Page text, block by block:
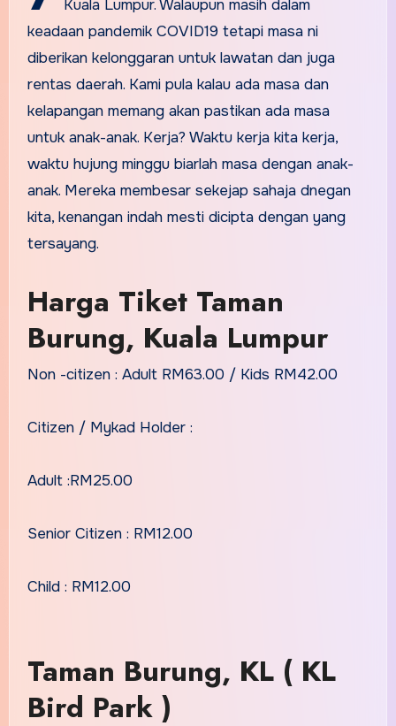
Kuala Lumpur. Walaupun masih dalam
keadaan pandemik COVID19 tetapi masa ni
diberikan kelonggaran untuk lawatan dan juga
rentas daerah. Kami pula kalau ada masa dan
kelapangan memang akan pastikan ada masa
untuk anak-anak. Kerja? Waktu kerja kita kerja,
waktu hujung minggu biarlah masa dengan anak-
anak. Mereka membesar sekejap sahaja dnegan
kita, kenangan indah mesti dicipta dengan yang
tersayang.
Harga Tiket Taman
Burung, Kuala Lumpur
Non -citizen : Adult RM63.00 / Kids RM42.00
Citizen / Mykad Holder :
Adult :RM25.00
Senior Citizen : RM12.00
Child : RM12.00
Taman Burung, KL ( KL
Bird Park )